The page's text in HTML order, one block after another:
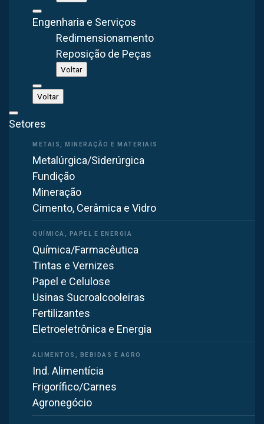
Engenharia e Serviços
Redimensionamento
Reposição de Peças
Voltar
Voltar
Setores
Metalúrgica/Siderúrgica
Fundição
Mineração
Cimento, Cerâmica e Vidro
Química/Farmacêutica
Tintas e Vernizes
Papel e Celulose
Usinas Sucroalcooleiras
Fertilizantes
Eletroeletrônica e Energia
Ind. Alimentícia
Frigorífico/Carnes
Agronegócio
SAIBA MAIS
Man Cooler Axial Ventilador/Exaustor VA63-MAN
(600mm / 60cm)
Man Cooler Axial Ventilador/Exaustor VA63-W-MAN
(600mm / 60cm)